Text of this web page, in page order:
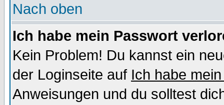
Nach oben
Ich habe mein Passwort
Kein Problem! Du kannst ein
der Loginseite auf Ich habe
Anweisungen und du solltest